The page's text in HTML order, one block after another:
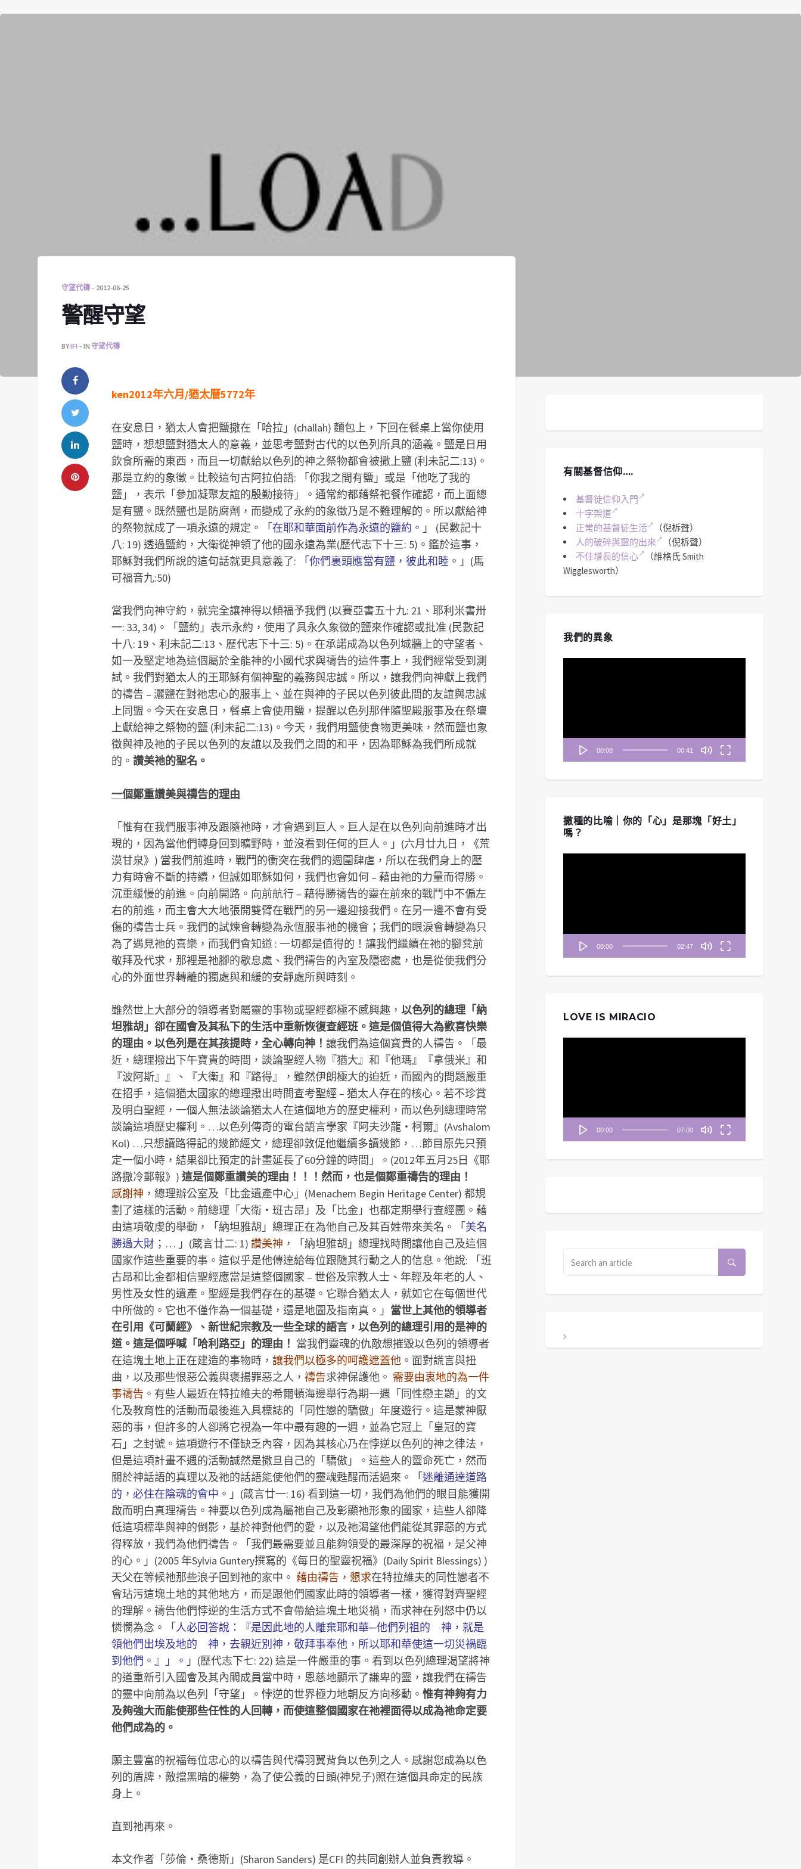
守望代禱 2012-06-25
警醒守望
BYIFI IN 守望代禱
ken2012年六月/猶太曆5772年
在安息日，猶太人會把鹽撒在「哈拉」(challah) 麵包上，下回在餐桌上當你使用
鹽時，想想鹽對猶太人的意義，並思考鹽對古代的以色列所具的涵義。鹽是日用
飲食所需的東西，而且一切獻給以色列的神之祭物都會被撒上鹽 (利未記二:13)。
那是立約的象徵。比較這句古阿拉伯語: 「你我之間有鹽」或是「他吃了我的
鹽」，表示「參加凝聚友誼的殷勤接待」。通常約都藉祭祀餐作確認，而上面總
是有鹽。既然鹽也是防腐劑，而變成了永約的象徵乃是不難理解的。所以獻給神
的祭物就成了一項永遠的規定。「在耶和華面前作為永遠的鹽約。 」 (民數記十
八: 19) 透過鹽約，大衛從神領了他的國永遠為業(歷代志下十三: 5)。鑑於這事，
耶穌對我們所說的這句話就更具意義了:
「你們裏頭應當有鹽，彼此和睦。 」(馬
可福音九:50)
當我們向神守約，就完全讓神得以傾福予我們 (以賽亞書五十九: 21、耶利米書卅
一: 33, 34)。「鹽約」表示永約，使用了具永久象徵的鹽來作確認或批准 (民數記
十八: 19、利未記二:13、歷代志下十三: 5)。在承諾成為以色列城牆上的守望者、
如一及堅定地為這個屬於全能神的小國代求與禱告的這件事上，我們經常受到測
試。我們對猶太人的王耶穌有個神聖的義務與忠誠。所以，讓我們向神獻上我們
的禱告 – 灑鹽在對祂忠心的服事上、並在與神的子民以色列彼此間的友誼與忠誠
上同盟。今天在安息日，餐桌上會使用鹽，提醒以色列那伴隨聖殿服事及在祭壇
上獻給神之祭物的鹽 (利未記二:13)。今天，我們用鹽使食物更美味，然而鹽也象
徵與神及祂的子民以色列的友誼以及我們之間的和平，因為耶穌為我們所成就
的。 讚美祂的聖名。
一個鄭重讚美與禱告的理由
「惟有在我們服事神及跟隨祂時，才會遇到巨人。巨人是在以色列向前進時才出
現的，因為當他們轉身回到曠野時，並沒看到任何的巨人。」(六月廿九日，《荒
漠甘泉》) 當我們前進時，戰鬥的衝突在我們的週圍肆虐，所以在我們身上的壓
力有時會不斷的持續，但誠如耶穌如何，我們也會如何 – 藉由祂的力量而得勝。
沉重緩慢的前進。向前開路。向前航行 – 藉得勝禱告的靈在前來的戰鬥中不偏左
右的前進，而主會大大地張開雙臂在戰鬥的另一邊迎接我們。在另一邊不會有受
傷的禱告士兵。我們的試煉會轉變為永恆服事祂的機會；我們的眼淚會轉變為只
為了遇見祂的喜樂，而我們會知道 : 一切都是值得的！讓我們繼續在祂的腳凳前
敬拜及代求，那裡是祂腳的歇息處、我們禱告的內室及隱密處，也是從使我們分
心的外面世界轉離的獨處與和緩的安靜處所與時刻。
雖然世上大部分的領導者對屬靈的事物或聖經都極不感興趣， 以色列的總理「納
坦雅胡」卻在國會及其私下的生活中重新恢復查經班。這是個值得大為歡喜快樂
的理由。以色列是在其孩提時，全心轉向神！ 讓我們為這個寶貴的人禱告。「最
近，總理撥出下午寶貴的時間，談論聖經人物『猶大』和『他瑪』『拿俄米』和
『波阿斯』』、『大衛』和『路得』，雖然伊朗極大的迫近，而國內的問題嚴重
在招手，這個猶太國家的總理撥出時間查考聖經 – 猶太人存在的核心。若不珍賞
及明白聖經，一個人無法談論猶太人在這個地方的歷史權利，而以色列總理時常
談論這項歷史權利。…以色列傳奇的電台語言學家『阿夫沙龍‧柯爾』(Avshalom
Kol) …只想讀路得記的幾節經文，總理卻敦促他繼續多讀幾節，…節目原先只預
定一個小時，結果卻比預定的計畫延長了60分鐘的時間」。(2012年五月25日《耶
路撒冷郵報》) 這是個鄭重讚美的理由！！！然而，也是個鄭重禱告的理由！
感謝神 ，總理辦公室及「比金遺產中心」(Menachem Begin Heritage Center) 都規
劃了這樣的活動。前總理「大衛‧班古昂」及「比金」也都定期舉行查經團。藉
由這項敬虔的舉動，「納坦雅胡」總理正在為他自己及其百姓帶來美名。「美名
勝過大財；… 」(箴言廿二: 1) 讚美神 ，「納坦雅胡」總理找時間讓他自己及這個
國家作這些重要的事。這似乎是他傳達給每位跟隨其行動之人的信息。他說: 「班
古昂和比金都相信聖經應當是這整個國家 – 世俗及宗教人士、年輕及年老的人、
男性及女性的遺產。聖經是我們存在的基礎。它聯合猶太人，就如它在每個世代
中所做的。它也不僅作為一個基礎，還是地圖及指南真。」 當世上其他的領導者
在引用《可蘭經》、新世紀宗教及一些全球的語言，以色列的總理引用的是神的
道。這是個呼喊「哈利路亞」的理由！ 當我們靈魂的仇敵想摧毀以色列的領導者
在這塊土地上正在建造的事物時， 讓我們以極多的呵護遮蓋他 。面對謊言與扭
曲，以及那些恨惡公義與褒揚罪惡之人， 禱告求神保護他。 需要由衷地的為一件
事禱告 。有些人最近在特拉維夫的希爾頓海邊舉行為期一週「同性戀主題」的文
化及教育性的活動而最後進入具標誌的「同性戀的驕傲」年度遊行。這是蒙神厭
惡的事，但許多的人卻將它視為一年中最有趣的一週，並為它冠上「皇冠的寶
石」之封號。這項遊行不僅缺乏內容，因為其核心乃在悖逆以色列的神之律法，
但是這項計畫不週的活動誠然是撒旦自己的「驕傲」。這些人的靈命死亡，然而
關於神話語的真理以及祂的話語能使他們的靈魂甦醒而活過來。「迷離通達道路
的，必住在陰魂的會中。 」(箴言廿一: 16) 看到這一切，我們為他們的眼目能獲開
啟而明白真理禱告。神要以色列成為屬祂自己及彰顯祂形象的國家，這些人卻降
低這項標準與神的倒影，基於神對他們的愛，以及祂渴望他們能從其罪惡的方式
得釋放，我們為他們禱告。「我們最需要並且能夠領受的最深厚的祝福，是父神
的心。」(2005 年Sylvia Guntery撰寫的《每日的聖靈祝福》(Daily Spirit Blessings) )
天父在等候祂那些浪子回到祂的家中。 藉由禱告，懇求在特拉維夫的同性戀者不
會玷污這塊土地的其他地方，而是跟他們國家此時的領導者一樣，獲得對齊聖經
的理解。禱告他們悖逆的生活方式不會帶給這塊土地災禍，而求神在列怒中仍以
憐憫為念。「人必回答說：『是因此地的人離棄耶和華─他們列祖的 神，就是
領他們出埃及地的 神，去親近別神，敬拜事奉他，所以耶和華使這一切災禍臨
到他們。』」。 」(歷代志下七: 22) 這是一件嚴重的事。 看到以色列總理渴望將神
的道重新引入國會及其內閣成員當中時，恩慈地顯示了謙卑的靈，讓我們在禱告
的靈中向前為以色列「守望」。悖逆的世界極力地朝反方向移動。 惟有神夠有力
及夠強大而能使那些任性的人回轉，而使這整個國家在祂裡面得以成為祂命定要
他們成為的。
願主豐富的祝福每位忠心的以禱告與代禱羽翼背負以色列之人。感謝您成為以色
列的盾牌，敵擋黑暗的權勢，為了使公義的日頭(神兒子)照在這個具命定的民族
身上。
直到祂再來。
本文作者「莎倫‧桑德斯」(Sharon Sanders) 是CFI 的共同創辦人並負責教導。
有關基督信仰….
基督徒信仰入門
十字架道
正常的基督徒生活
（倪柝聲）
人的破碎與靈的出來
（倪柝聲）
不住增長的信心
（維格氏 Smith
Wigglesworth）
我們的異象
00:00 00:41
撒種的比喻｜你的「心」是那塊「好土」
嗎？
00:00 02:47
LOVE IS MIRACIO
00:00 07:00